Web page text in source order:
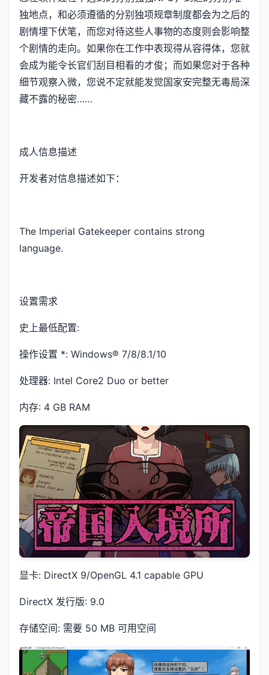
独地点，和必须遵循的分别独项规章制度都会为之后的
剧情埋下伏笔，而您对待这些人事物的态度则会影响整
个剧情的走向。如果你在工作中表现得从容得体，您就
会成为能令长官们刮目相看的才俊；而如果您对于各种
细节观察入微，您说不定就能发觉国家安完整无毒局深
藏不露的秘密……
成人信息描述
开发者对信息描述如下：
The Imperial Gatekeeper contains strong
language.
设置需求
史上最低配置:
操作设置 *: Windows® 7/8/8.1/10
处理器: Intel Core2 Duo or better
内存: 4 GB RAM
显卡: DirectX 9/OpenGL 4.1 capable GPU
DirectX 发行版: 9.0
存储空间: 需要 50 MB 可用空间